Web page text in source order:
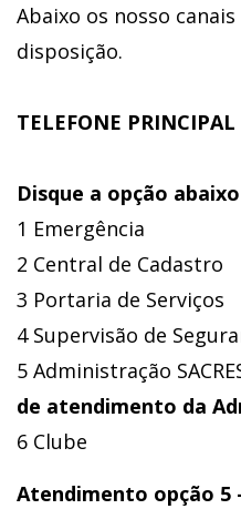
Abaixo os nosso
disposição.
TELEFONE
Disque a opção
1 Emergência
2 Central de Cadastro
3 Portaria de Serviços
4 Supervisão de
5 Administração
de atendimento da
6 Clube
Atendimento opção 5